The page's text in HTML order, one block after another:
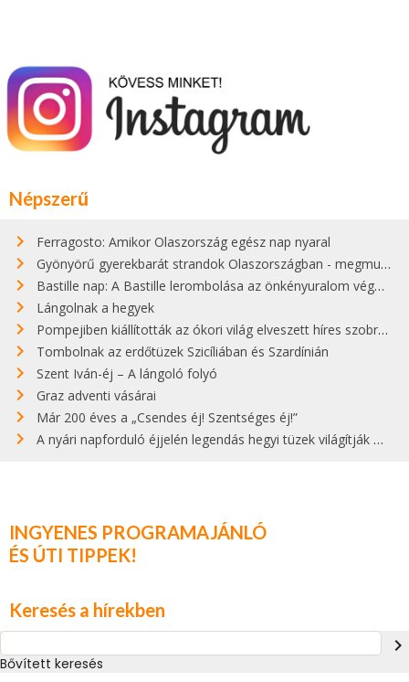
Népszerű
Ferragosto: Amikor Olaszország egész nap nyaral
Gyönyörű gyerekbarát strandok Olaszországban - megmutatjuk a 15 legjobbat
Bastille nap: A Bastille lerombolása az önkényuralom végét jelentette
Lángolnak a hegyek
Pompejiben kiállították az ókori világ elveszett híres szobrának másolatát
Tombolnak az erdőtüzek Szicíliában és Szardínián
Szent Iván-éj – A lángoló folyó
Graz adventi vásárai
Már 200 éves a „Csendes éj! Szentséges éj!”
A nyári napforduló éjjelén legendás hegyi tüzek világítják meg Zugspitzét
INGYENES PROGRAMAJÁNLÓ
ÉS ÚTI TIPPEK!
Keresés a hírekben
navigate_next
Bővített keresés